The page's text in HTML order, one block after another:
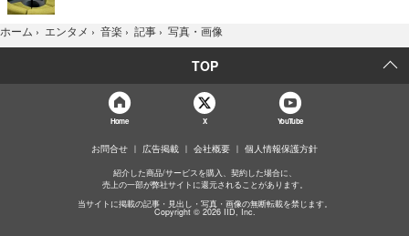
ホーム › エンタメ › 音楽 › 記事 › 写真・画像
TOP
Home X YouTube
お問合せ 広告掲載 会社概要 個人情報保護方針
紹介した商品/サービスを購入、契約した場合に、
売上の一部が弊社サイトに還元されることがあります。
当サイトに掲載の記事・見出し・写真・画像の無断転載を禁じます。
Copyright © 2026 IID, Inc.